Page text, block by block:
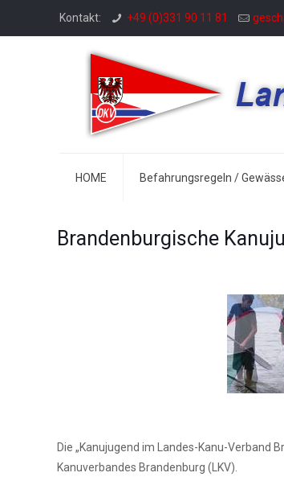
Kontakt: +49 (0)331 90 11 81
HOME Befahrungsregeln /
Brandenburgische
Die „Kanujugend im Landes-Kanu-Verband
Kanuverbandes Brandenburg (LKV).